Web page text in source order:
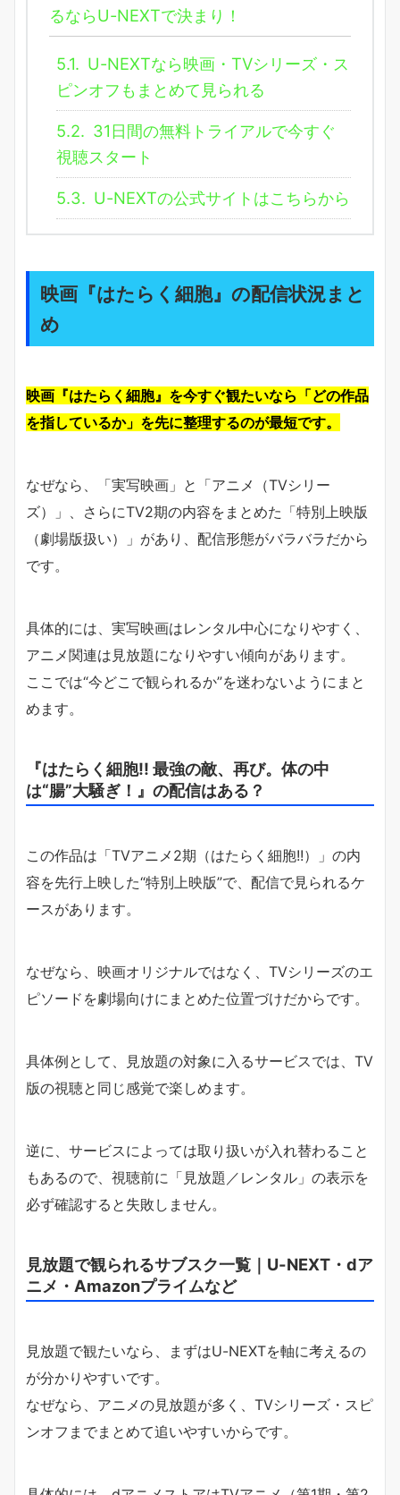
るならU-NEXTで決まり！
5.1. U-NEXTなら映画・TVシリーズ・ス
ピンオフもまとめて見られる
5.2. 31日間の無料トライアルで今すぐ
視聴スタート
5.3. U-NEXTの公式サイトはこちらから
映画『はたらく細胞』の配信状況まと
め
映画『はたらく細胞』を今すぐ観たいなら「どの作品
を指しているか」を先に整理するのが最短です。
なぜなら、「実写映画」と「アニメ（TVシリー
ズ）」、さらにTV2期の内容をまとめた「特別上映版
（劇場版扱い）」があり、配信形態がバラバラだから
です。
具体的には、実写映画はレンタル中心になりやすく、
アニメ関連は見放題になりやすい傾向があります。
ここでは“今どこで観られるか”を迷わないようにまと
めます。
『はたらく細胞!! 最強の敵、再び。体の中
は“腸”大騒ぎ！』の配信はある？
この作品は「TVアニメ2期（はたらく細胞!!）」の内
容を先行上映した“特別上映版”で、配信で見られるケ
ースがあります。
なぜなら、映画オリジナルではなく、TVシリーズのエ
ピソードを劇場向けにまとめた位置づけだからです。
具体例として、見放題の対象に入るサービスでは、TV
版の視聴と同じ感覚で楽しめます。
逆に、サービスによっては取り扱いが入れ替わること
もあるので、視聴前に「見放題／レンタル」の表示を
必ず確認すると失敗しません。
見放題で観られるサブスク一覧｜U-NEXT・dア
ニメ・Amazonプライムなど
見放題で観たいなら、まずはU-NEXTを軸に考えるの
が分かりやすいです。
なぜなら、アニメの見放題が多く、TVシリーズ・スピ
ンオフまでまとめて追いやすいからです。